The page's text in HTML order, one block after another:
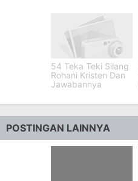
54 Teka Teki Silang
Rohani Kristen Dan
Jawabannya
POSTINGAN LAINNYA